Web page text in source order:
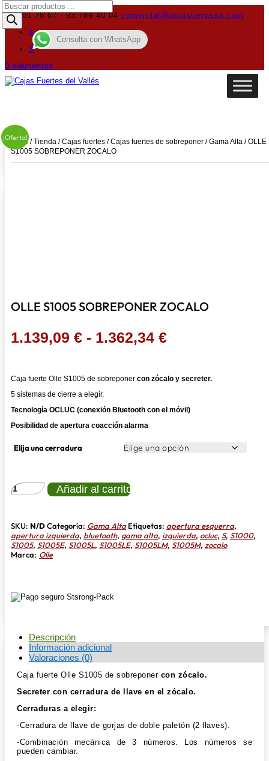
619 01 78 67 - 93 789 40 04 comercial@arcasterrassa.com
X
X
0 elementos
Búsqueda
de
productos
Inicio/Tienda /Cajas fuertes /Cajas fuertes de sobreponer /Gama Alta / OLLE
S1005 SOBREPONER ZOCALO
¡Oferta!
OLLE S1005 SOBREPONER ZOCALO
1.139,09 € - 1.362,34 €Rango
precios:
1.139,09 €
1.362,34 €
Caja fuerte Olle S1005 de sobreponer con zócalo y secreter.
5 sistemas de cierre a elegir.
Tecnología OCLUC (conexión Bluetooth con el móvil)
Posibilidad de apertura coacción alarma
Elija una cerradura
OLLE
S1005
cantidad
Añadir al carrito
SKU: N/DCategoría: Gama Alta Etiquetas: apertura esquerra,
apertura izquierda, bluetooth, gama alta, izquierda, ocluc, S, S1000,
S1005, S1005E, S1005L, S1005LE, S1005LM, S1005M, zocalo
Marca: Olle
Descripción
Información adicional
Valoraciones (0)
Caja fuerte Olle S1005 de sobreponer con zócalo.
Secreter con cerradura de llave en el zócalo.
Cerraduras a elegir:
-Cerradura de llave de gorjas de doble paletón (2 llaves).
-Combinación mecánica de 3 números. Los números se
pueden cambiar.
Consulta con WhatsApp